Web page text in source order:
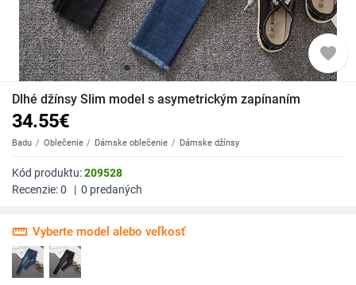
favorite
Dlhé džínsy Slim model s asymetrickým zapínaním
34.55€
Badu Oblečenie Dámske oblečenie Dámske džínsy
Kód produktu:209528
Recenzie:0 | 0 predaných
straighten Vyberte model alebo veľkosť